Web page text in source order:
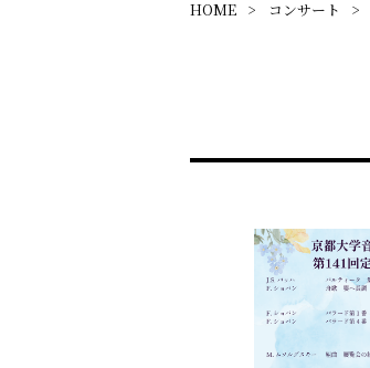
HOME コンサート